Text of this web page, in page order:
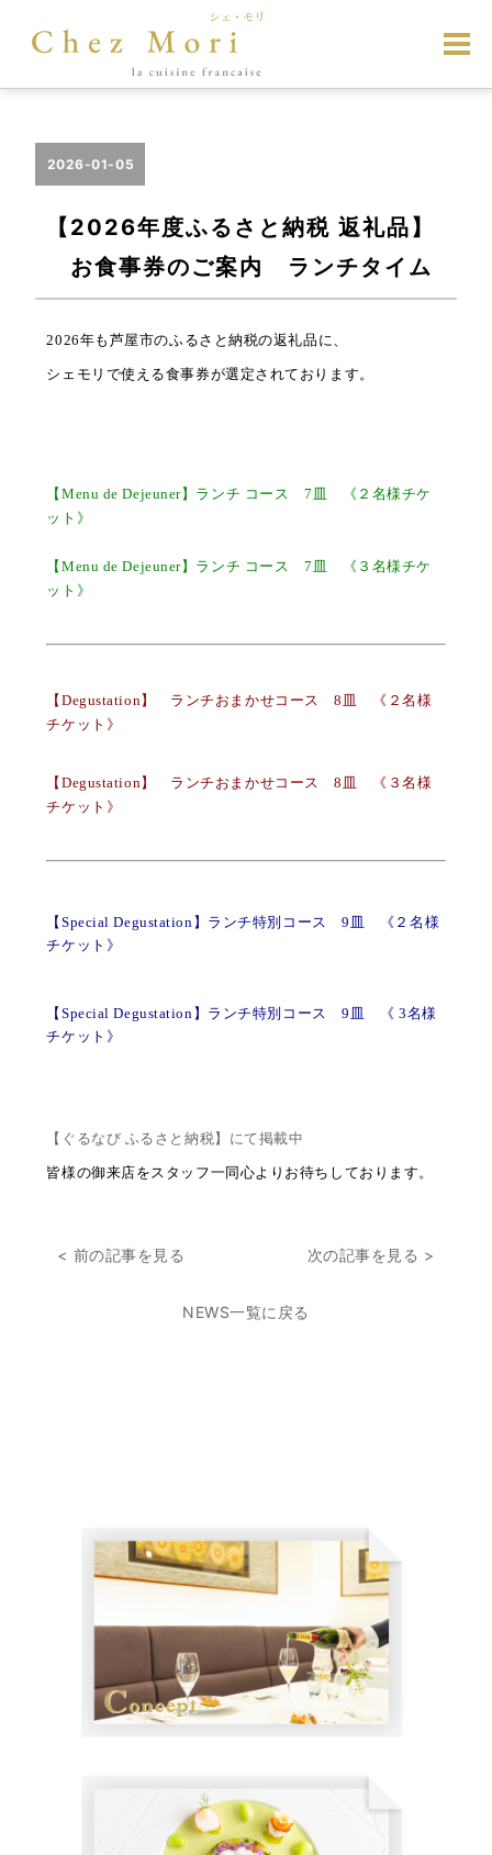
2026-01-05
【2026年度ふるさと納税 返礼品】
お食事券のご案内 ランチタイム
2026年も芦屋市のふるさと納税の返礼品に、
シェモリで使える食事券が選定されております。
【Menu de Dejeuner】ランチ コース 7皿 《２名様チケ
ット》
【Menu de Dejeuner】ランチ コース 7皿 《３名様チケ
ット》
【Degustation】 ランチおまかせコース 8皿 《２名様
チケット》
【Degustation】 ランチおまかせコース 8皿 《３名様
チケット》
【Special Degustation】ランチ特別コース 9皿 《２名様
チケット》
【Special Degustation】ランチ特別コース 9皿 《 3名様
チケット》
【ぐるなび ふるさと納税】にて掲載中
皆様の御来店をスタッフ一同心よりお待ちしております。
< 前の記事を見る 次の記事を見る >
NEWS一覧に戻る